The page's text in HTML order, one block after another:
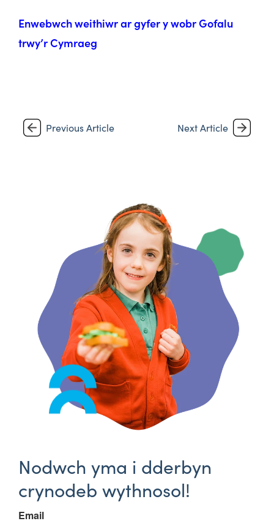
Enwebwch weithiwr ar gyfer y wobr Gofalu
trwy’r Cymraeg
Previous Article Next Article
Nodwch yma i dderbyn
crynodeb wythnosol!
Email